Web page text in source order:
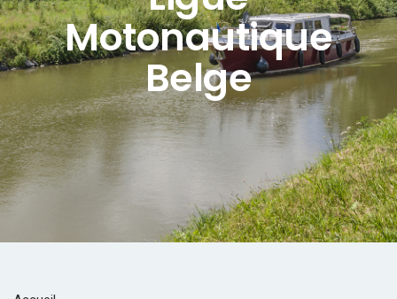
Motonautique
Belge